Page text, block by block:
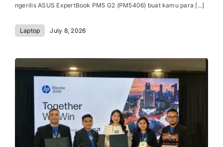
ngerilis ASUS ExpertBook PM5 G2 (PM5406) buat kamu para [...]
Laptop July 8, 2026